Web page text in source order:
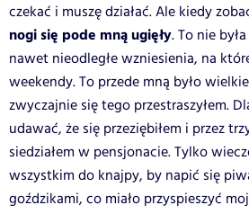
czekać i muszę działać. Ale kiedy
nogi się pode mną ugięły. To nie
nawet nieodległe wzniesienia, na
weekendy. To przede mną było
zwyczajnie się tego przestraszyłem.
udawać, że się przeziębiłem i przez
siedziałem w pensjonacie. Tylko
wszystkim do knajpy, by napić się
goździkami, co miało przyspieszyć